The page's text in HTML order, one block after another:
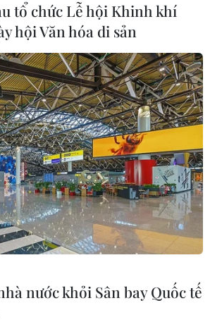
tổ chức Lễ hội Khinh khí
hội Văn hóa di sản
nước khỏi Sân bay Quốc tế